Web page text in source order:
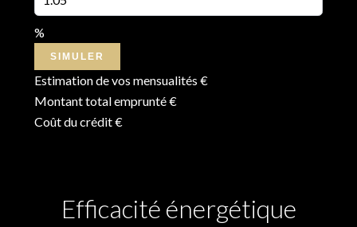
%
SIMULER
Estimation de vos mensualités €
Montant total emprunté€
Coût du crédit€
Efficacité énergétique